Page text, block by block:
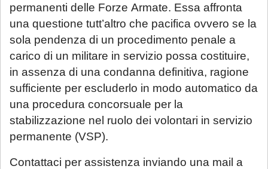
permanenti delle Forze Armate. Essa affronta
una questione tutt’altro che pacifica ovvero se la
sola pendenza di un procedimento penale a
carico di un militare in servizio possa costituire,
in assenza di una condanna definitiva, ragione
sufficiente per escluderlo in modo automatico da
una procedura concorsuale per la
stabilizzazione nel ruolo dei volontari in servizio
permanente (VSP).
Contattaci per assistenza inviando una mail a